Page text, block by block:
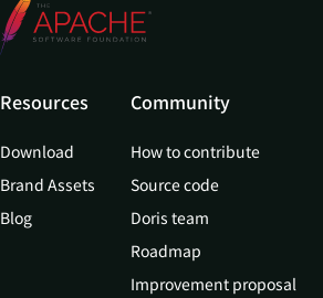
Resources
Download
Brand Assets
Blog
Community
How to contribute
Source code
Doris team
Roadmap
Improvement proposal